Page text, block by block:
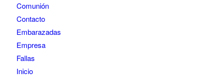
Comunión
Contacto
Embarazadas
Empresa
Fallas
Inicio